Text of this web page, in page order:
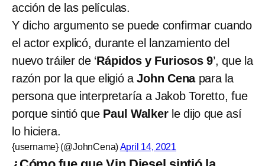
acción de las películas.
Y dicho argumento se puede confirmar cuando
el actor explicó, durante el lanzamiento del
nuevo tráiler de ‘Rápidosy Furiosos 9’, que la
razón por la que eligió aJohn Cenapara la
persona que interpretaría a Jakob Toretto, fue
porque sintió que Paul Walkerle dijo que así
lo hiciera.
{username} (@JohnCena)April 14, 2021